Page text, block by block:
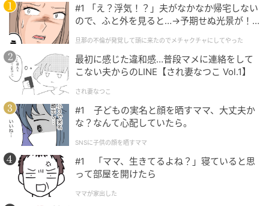
作品をもっとみる
の記事をもっとみる
#1 「え？浮気！？」夫がなかなか帰宅しない
ので、ふと外を見ると…→予期せぬ光景が！
クチャにしてやった
旦那の不倫が発覚して頭に来たのでメチャクチャにしてやった
最初に感じた違和感…普段マメに連絡をして
こない夫からのLINE【され妻なつこ Vol.1】
され妻なつこ
#1 子どもの実名と顔を晒すママ、大丈夫か
な？なんて心配していたら。
SNSに子供の顔を晒すママ
#1 「ママ、生きてるよね？」寝ていると思
って部屋を開けたら
ママが家出した